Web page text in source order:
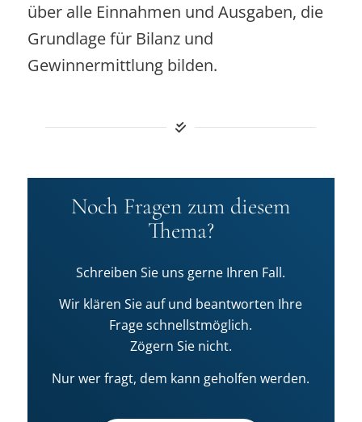
über alle Einnahmen und Ausgaben, die
Grundlage für Bilanz und
Gewinnermittlung bilden.
Noch Fragen zum diesem
Thema?
Schreiben Sie uns gerne Ihren Fall.
Wir klären Sie auf und beantworten Ihre
Frage schnellstmöglich.
Zögern Sie nicht.
Nur wer fragt, dem kann geholfen werden.